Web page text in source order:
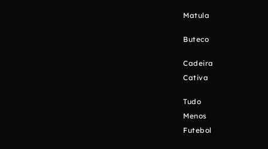
Matula
Buteco
Cadeira
Cativa
Tudo
Menos
Futebol